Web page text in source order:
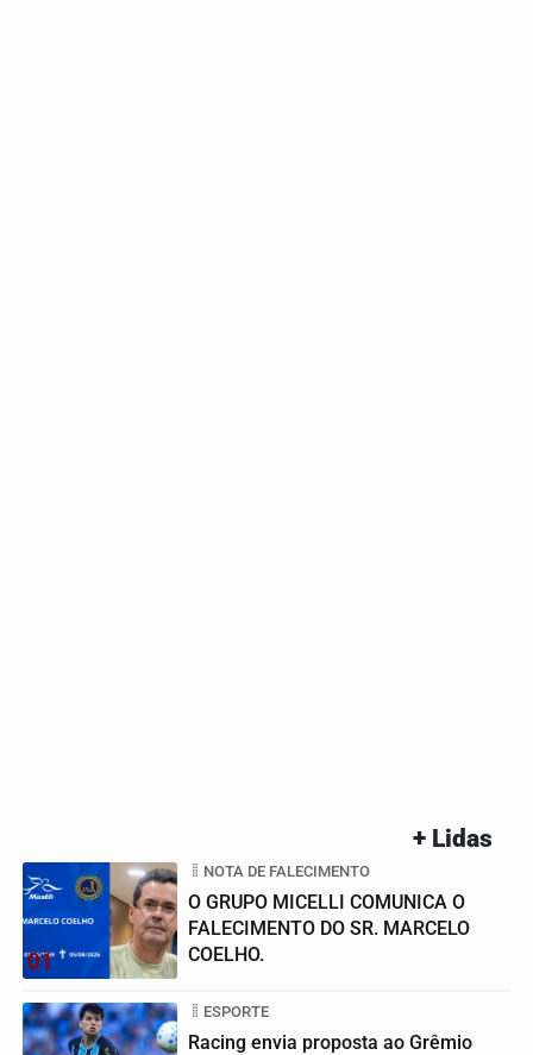
+ Lidas
01
NOTA DE FALECIMENTO
O GRUPO MICELLI COMUNICA O
FALECIMENTO DO SR. MARCELO
COELHO.
ESPORTE
Racing envia proposta ao Grêmio